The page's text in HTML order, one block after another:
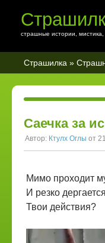
страшные истории, мистика,
Страшилка »
Саечка за
Автор: Ктулх Оглы от
Мимо проходит
И резко
Твои действия?